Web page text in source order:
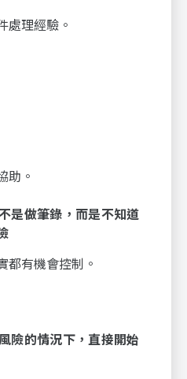
處理經驗。
助。
是做筆錄，而是不知道
都有機會控制。
險的情況下，直接開始